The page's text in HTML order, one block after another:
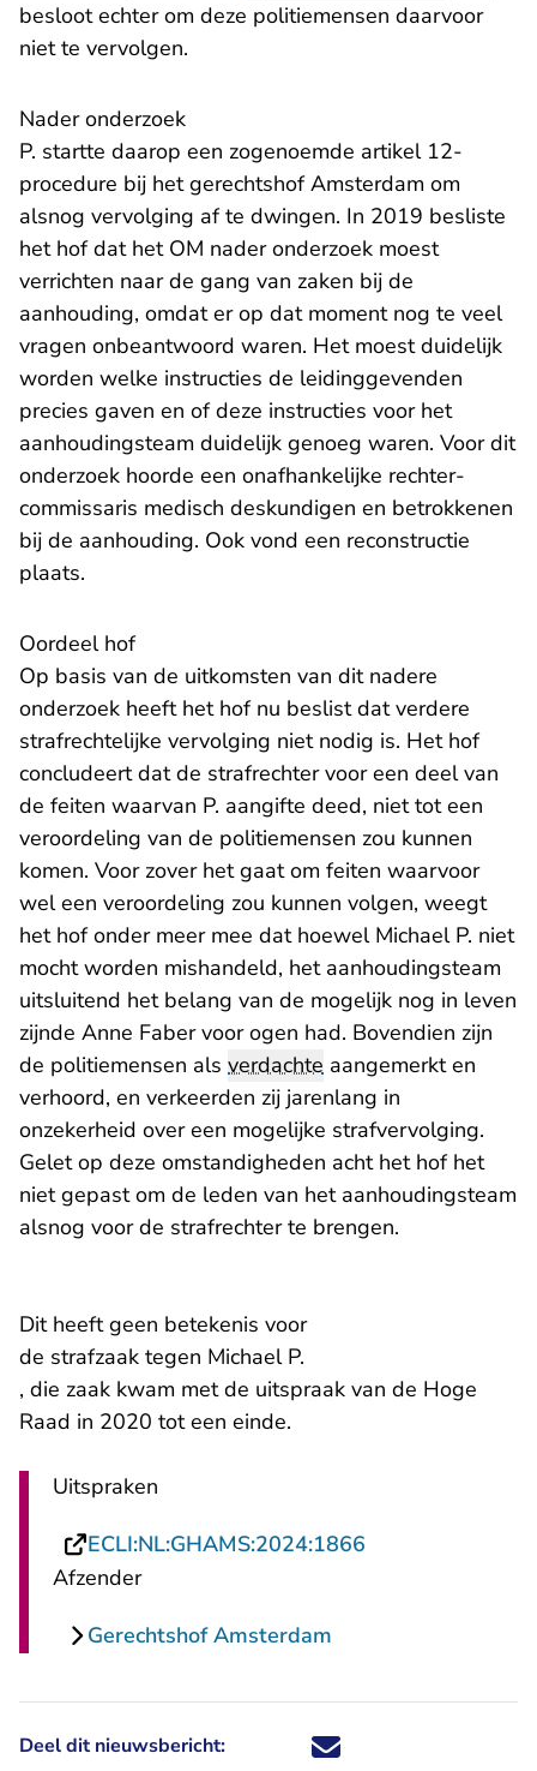
besloot echter om deze politiemensen daarvoor
niet te vervolgen.
Nader onderzoek
P. startte daarop een zogenoemde artikel 12-
procedure bij het gerechtshof Amsterdam om
alsnog vervolging af te dwingen. In 2019 besliste
het hof dat het OM nader onderzoek moest
verrichten naar de gang van zaken bij de
aanhouding, omdat er op dat moment nog te veel
vragen onbeantwoord waren. Het moest duidelijk
worden welke instructies de leidinggevenden
precies gaven en of deze instructies voor het
aanhoudingsteam duidelijk genoeg waren. Voor dit
onderzoek hoorde een onafhankelijke rechter-
commissaris medisch deskundigen en betrokkenen
bij de aanhouding. Ook vond een reconstructie
plaats.
Oordeel hof
Op basis van de uitkomsten van dit nadere
onderzoek heeft het hof nu beslist dat verdere
strafrechtelijke vervolging niet nodig is. Het hof
concludeert dat de strafrechter voor een deel van
de feiten waarvan P. aangifte deed, niet tot een
veroordeling van de politiemensen zou kunnen
komen. Voor zover het gaat om feiten waarvoor
wel een veroordeling zou kunnen volgen, weegt
het hof onder meer mee dat hoewel Michael P. niet
mocht worden mishandeld, het aanhoudingsteam
uitsluitend het belang van de mogelijk nog in leven
zijnde Anne Faber voor ogen had. Bovendien zijn
de politiemensen als verdachte aangemerkt en
verhoord, en verkeerden zij jarenlang in
onzekerheid over een mogelijke strafvervolging.
Gelet op deze omstandigheden acht het hof het
niet gepast om de leden van het aanhoudingsteam
alsnog voor de strafrechter te brengen.
Dit heeft geen betekenis voor
de strafzaak tegen Michael P.
, die zaak kwam met de uitspraak van de Hoge
Raad in 2020 tot een einde.
Uitspraken
ECLI:NL:GHAMS:2024:1866
Afzender
Gerechtshof Amsterdam
Deel dit nieuwsbericht: Deel dit nieuwsbericht via X -
Deel dit nieuwsbericht via
Deel dit nieuwsbericht
Deel dit